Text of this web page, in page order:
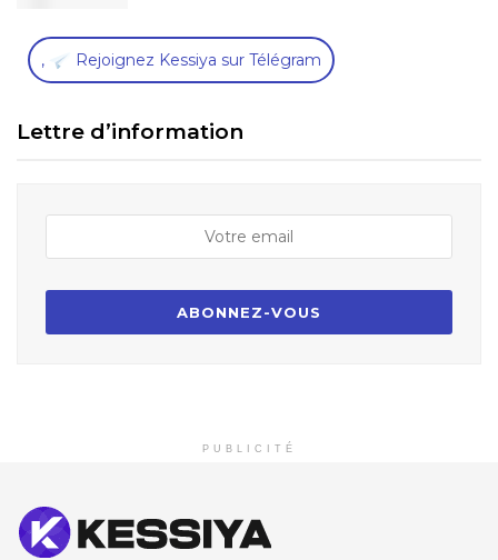
, Rejoignez Kessiya sur Télégram
Lettre d’information
PUBLICITÉ